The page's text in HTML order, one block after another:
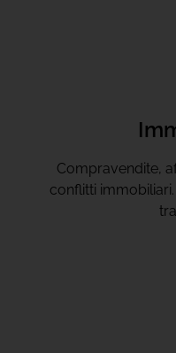
Compravendite,
conflitti